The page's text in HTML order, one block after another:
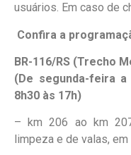
usuários. Em caso de
Confira a
BR-116/RS (Trecho
(De segunda-feira
8h30 às 17h)
– km 206 ao km
limpeza e de valas,